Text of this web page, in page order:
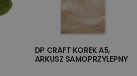
DP CRAFT KOREK A5,
ARKUSZ SAMOPRZYLEPNY